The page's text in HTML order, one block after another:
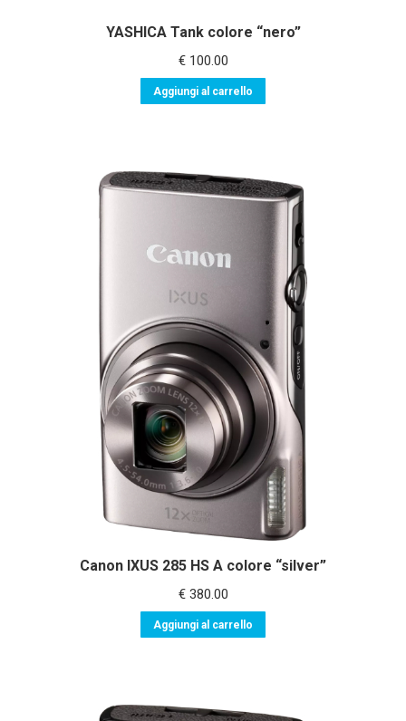
YASHICA Tank colore “nero”
€100.00
Aggiungi al carrello
Canon IXUS 285 HS A colore “silver”
€380.00
Aggiungi al carrello